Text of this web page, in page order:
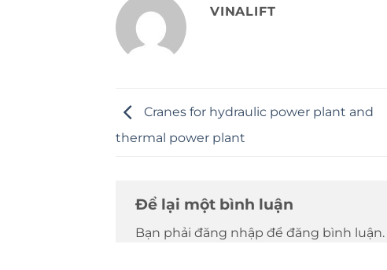
VINALIFT
Cranes for hydraulic power plant and
thermal power plant
Để lại một bình luận
Bạn phải đăng nhập để đăng bình luận.